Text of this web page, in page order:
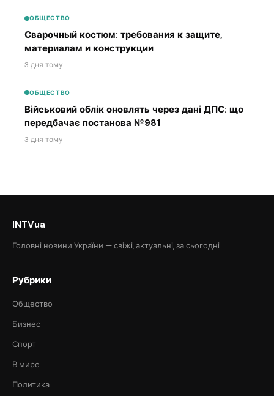
ОБЩЕСТВО
Сварочный костюм: требования к защите,
материалам и конструкции
3 дня тому
ОБЩЕСТВО
Військовий облік оновлять через дані ДПС: що
передбачає постанова №981
3 дня тому
INTVua
Головні новини України — свіжі, актуальні, за сьогодні.
Рубрики
Общество
Бизнес
Спорт
В мире
Политика